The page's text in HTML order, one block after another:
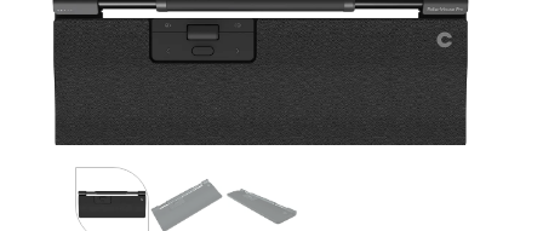
solutions...
Vie
Azergo